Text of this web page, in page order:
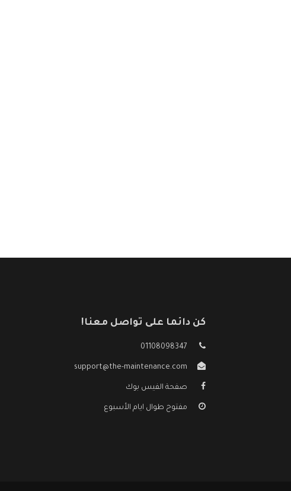
كن دائما على تواصل معنا!
01108098347
support@the-maintenance.com
صفحة الفيس بوك
مفتوح طوال ايام الأسبوع